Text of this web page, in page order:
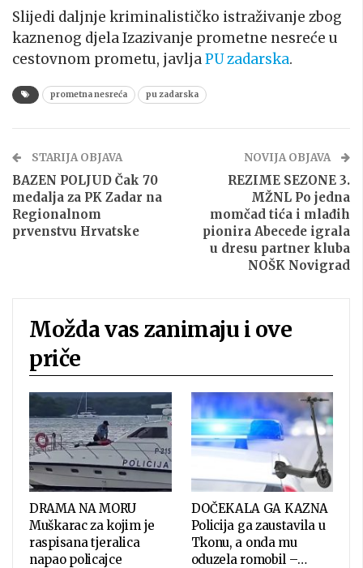
Slijedi daljnje kriminalističko istraživanje zbog
kaznenog djela Izazivanje prometne nesreće u
cestovnom prometu, javljaPU zadarska.
prometna nesreća pu zadarska
STARIJA OBJAVA
BAZEN POLJUD Čak 70
medalja za PK Zadar na
Regionalnom
prvenstvu Hrvatske
NOVIJA OBJAVA
REZIME SEZONE 3.
MŽNL Po jedna
momčad tića i mlađih
pionira Abecede igrala
u dresu partner kluba
NOŠK Novigrad
Možda vas zanimaju i ove
priče
DRAMA NA MORU
Muškarac za kojim je
raspisana tjeralica
napao policajce
DOČEKALA GA KAZNA
Policija ga zaustavila u
Tkonu, a onda mu
oduzela romobil –…